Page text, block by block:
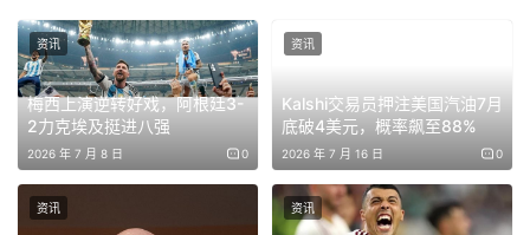
梅西上演逆转好戏，阿根廷3-
2力克埃及挺进八强
2026 年 7 月 8 日 0
资讯
Kalshi交易员押注美国汽油7月
底破4美元，概率飙至88%
2026 年 7 月 16 日 0
资讯
资讯 资讯